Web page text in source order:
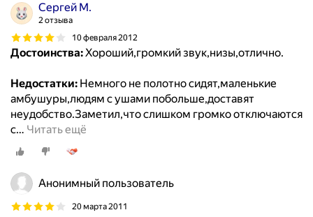
Сергей М.
2 отзыва
10 февраля 2012
Достоинства:Хороший,громкий звук,низы,отлично.
Недостатки: Немного не полотно сидят,маленькие
амбушуры,людям с ушами побольше,доставят
неудобство.Заметил,что слишком громко отключаются
с… Читать ещё
Анонимный пользователь
20 марта 2011